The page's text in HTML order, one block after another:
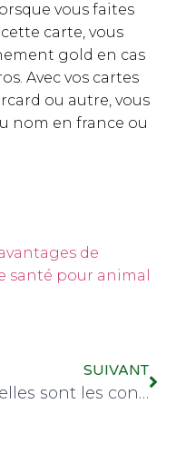
vous faites
carte, vous
gold en cas
Avec vos cartes
ou autre, vous
nom en france ou
de
santé pour animal
SUIVANT
Quelles sont les conditions permettant de bénéficier d’un crédit à la BNB ?